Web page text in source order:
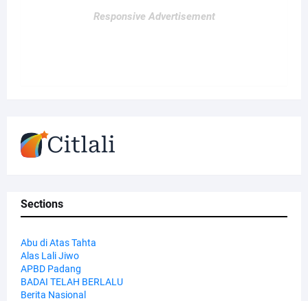
Responsive Advertisement
Sections
Abu di Atas Tahta
Alas Lali Jiwo
APBD Padang
BADAI TELAH BERLALU
Berita Nasional